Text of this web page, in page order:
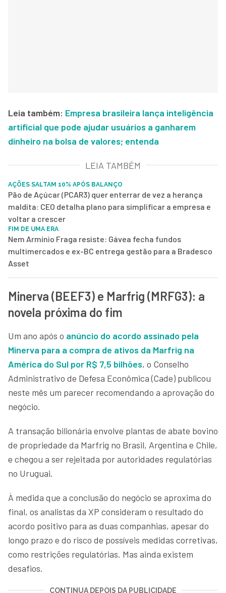
Leia também: Empresa brasileira lança inteligência
artificial que pode ajudar usuários a ganharem
dinheiro na bolsa de valores; entenda
LEIA TAMBÉM
AÇÕES SALTAM 10% APÓS BALANÇO
Pão de Açúcar (PCAR3) quer enterrar de vez a herança
maldita: CEO detalha plano para simplificar a empresa e
voltar a crescer
FIM DE UMA ERA
Nem Armínio Fraga resiste: Gávea fecha fundos
multimercados e ex-BC entrega gestão para a Bradesco
Asset
Minerva (BEEF3) e Marfrig (MRFG3): a
novela próxima do fim
Um ano após o anúncio do acordo assinado pela
Minerva para a compra de ativos da Marfrig na
América do Sul por R$ 7,5 bilhões, o Conselho
Administrativo de Defesa Econômica (Cade) publicou
neste mês um parecer recomendando a aprovação do
negócio.
A transação bilionária envolve plantas de abate bovino
de propriedade da Marfrig no Brasil, Argentina e Chile,
e chegou a ser rejeitada por autoridades regulatórias
no Uruguai.
À medida que a conclusão do negócio se aproxima do
final, os analistas da XP consideram o resultado do
acordo positivo para as duas companhias, apesar do
longo prazo e do risco de possíveis medidas corretivas,
como restrições regulatórias. Mas ainda existem
desafios.
CONTINUA DEPOIS DA PUBLICIDADE